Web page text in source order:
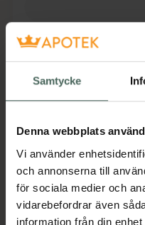
Samtycke
Denna webbplats
Vi använder
och annonserna till
för sociala medier och
vidarebefordrar även
information från din
Fler produkter från
Aktuella erbjudanden
Beskrivning
Vår Rise Tumbler
ergonomiska
färgpalett.
rostfritt stål, 90%
återvunnet,
vakuumisolering